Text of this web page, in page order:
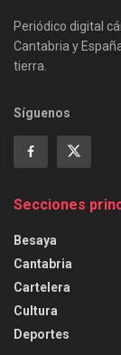
Periódico digital
Cantabria y
tierra.
Síguenos
Secciones
Besaya
Cantabria
Cartelera
Cultura
Deportes